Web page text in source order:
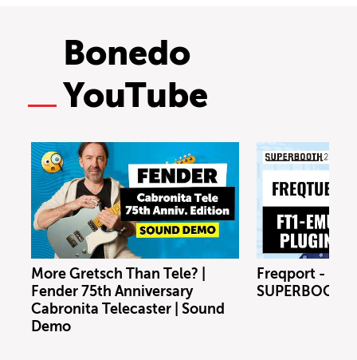
Bonedo
YouTube
More Gretsch Than Tele? |
Fender 75th Anniversary
Cabronita Telecaster | Sound
Demo
Freqport -